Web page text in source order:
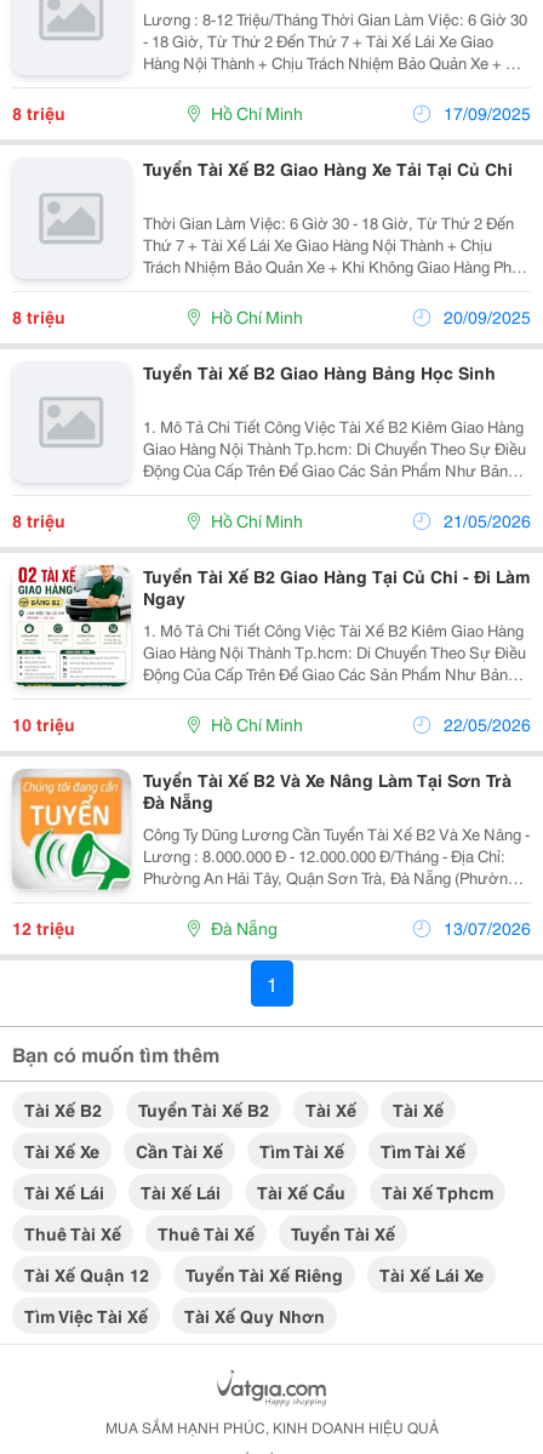
Lương : 8-12 Triệu/Tháng Thời Gian Làm Việc: 6 Giờ 30
- 18 Giờ, Từ Thứ 2 Đến Thứ 7 + Tài Xế Lái Xe Giao
Hàng Nội Thành + Chịu Trách Nhiệm Bảo Quản Xe + Khi
Không Giao Hàng Phải Theo Sự Điều Động Công Việc
8 triệu Hồ Chí Minh 17/09/2025
Tuyển Tài Xế B2 Giao Hàng Xe Tải Tại Củ Chi
Thời Gian Làm Việc: 6 Giờ 30 - 18 Giờ, Từ Thứ 2 Đến
Thứ 7 + Tài Xế Lái Xe Giao Hàng Nội Thành + Chịu
Trách Nhiệm Bảo Quản Xe + Khi Không Giao Hàng Phải
Theo Sự Điều Động Công Việc Của Quản Lý Xưởng -
Yêu Cầu : + Rành Đường Tphcm + Nhanh...
8 triệu Hồ Chí Minh 20/09/2025
Tuyển Tài Xế B2 Giao Hàng Bảng Học Sinh
1. Mô Tả Chi Tiết Công Việc Tài Xế B2 Kiêm Giao Hàng
Giao Hàng Nội Thành Tp.hcm: Di Chuyển Theo Sự Điều
Động Của Cấp Trên Để Giao Các Sản Phẩm Như Bảng
Viết Đến Khách Hàng. Lái Xe Van 750Kg : Đảm Bảo An
Toàn, Đúng Tuyến Đường Quy Định, Đúng...
8 triệu Hồ Chí Minh 21/05/2026
Tuyển Tài Xế B2 Giao Hàng Tại Củ Chi - Đi Làm
Ngay
1. Mô Tả Chi Tiết Công Việc Tài Xế B2 Kiêm Giao Hàng
Giao Hàng Nội Thành Tp.hcm: Di Chuyển Theo Sự Điều
Động Của Cấp Trên Để Giao Các Sản Phẩm Như Bảng
Viết Đến Khách Hàng. Lái Xe Van 750Kg : Đảm Bảo An
Toàn, Đúng Tuyến Đường Quy Định, Đúng...
10 triệu Hồ Chí Minh 22/05/2026
Tuyển Tài Xế B2 Và Xe Nâng Làm Tại Sơn Trà
Đà Nẵng
Công Ty Dũng Lương Cần Tuyển Tài Xế B2 Và Xe Nâng -
Lương : 8.000.000 Đ - 12.000.000 Đ/Tháng - Địa Chỉ:
Phường An Hải Tây, Quận Sơn Trà, Đà Nẵng (Phường
An Hải, Tp Đà Nẵng Mới) - Cần Phụ Xe, Tài Xế Bằng B2
, Lái Xe Nâng Công Việc Ổn Định...
12 triệu Đà Nẵng 13/07/2026
1
Bạn có muốn tìm thêm
Tài Xế B2 Tuyển Tài Xế B2 Tài Xế
Tài Xế
Tài Xế Xe
Cần Tài Xế Tìm Tài Xế
Tìm Tài Xế
Tài Xế Lái
Tài Xế Lái Tài Xế Cẩu
Tài Xế Tphcm
Thuê Tài Xế
Thuê Tài Xế
Tuyển Tài Xế
Tài Xế Quận 12
Tuyển Tài Xế Riêng
Tài Xế Lái Xe
Tìm Việc Tài Xế
Tài Xế Quy Nhơn
MUA SẮM HẠNH PHÚC, KINH DOANH HIỆU QUẢ